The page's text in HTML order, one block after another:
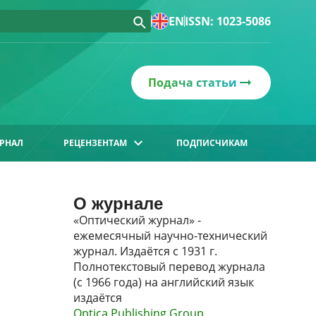
ENISSN: 1023-5086
Подача статьи
РЕЦЕНЗЕНТАМ ПОДПИСЧИКАМ
О журнале
«Оптический журнал» -
ежемесячный научно-технический
журнал. Издаётся с 1931 г.
Полнотекстовый перевод журнала
(с 1966 года) на английский язык
издаётся